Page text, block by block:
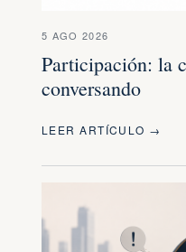
5 AGO 2026
Participación: la
conversando
LEER ARTÍCULO →